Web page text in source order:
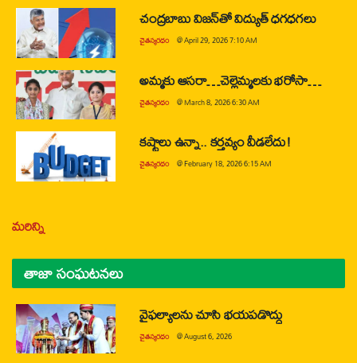
చంద్రబాబు విజన్‌తో విద్యుత్ ధగధగలు
చైతన్యరధం @April 29, 2026 7:10 AM
అమ్మకు ఆసరా…చెల్లెమ్మలకు భరోసా…
చైతన్యరధం @March 8, 2026 6:30 AM
కష్టాలు ఉన్నా.. కర్తవ్యం వీడలేదు!
చైతన్యరధం @February 18, 2026 6:15 AM
మరిన్ని
తాజా సంఘటనలు
వైఫల్యాలను చూసి భయపడొద్దు
చైతన్యరధం @August 6, 2026